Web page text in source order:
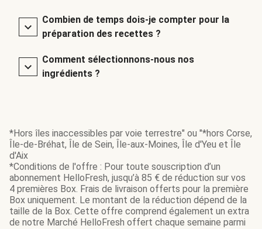
Combien de temps dois-je compter pour la
préparation des recettes ?
Comment sélectionnons-nous nos
ingrédients ?
*Hors îles inaccessibles par voie terrestre" ou "*hors Corse,
Île-de-Bréhat, Île de Sein, Île-aux-Moines, Île d'Yeu et Île
d'Aix
*Conditions de l'offre : Pour toute souscription d’un
abonnement HelloFresh, jusqu’à 85 € de réduction sur vos
4 premières Box. Frais de livraison offerts pour la première
Box uniquement. Le montant de la réduction dépend de la
taille de la Box. Cette offre comprend également un extra
de notre Marché HelloFresh offert chaque semaine parmi